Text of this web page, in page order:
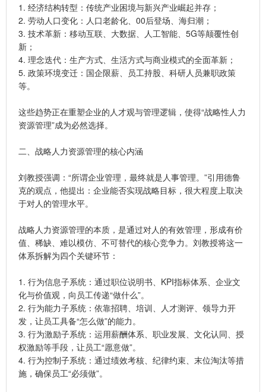
1. 经济结构转型：传统产业困境与新兴产业崛起并存；
2. 劳动人口变化：人口老龄化、00后登场、海归潮；
3. 技术革新：移动互联、大数据、人工智能、5G等颠覆性创
新；
4. 理念迭代：生产方式、生活方式与商业模式的全面革新；
5. 政策环境变迁：国企限薪、员工持股、科研人员兼职政策
等。
这些趋势正在重塑企业的人才观与管理逻辑，使得“战略性人力
资源管理”成为必然选择。
二、战略人力资源管理的核心内涵
刘教授强调：“所谓企业管理，最终就是人事管理。”引用德鲁
克的观点，他提出：企业能否实现战略目标，很大程度上取决
于对人的管理水平。
战略人力资源管理的本质，是通过对人的有效管理，形成有价
值、稀缺、难以模仿、不可替代的核心竞争力。刘教授将这一
体系拆解为四个关键环节：
1. 行为信息子系统：通过职位说明书、KPI指标体系、企业文
化与价值观，向员工传递“做什么”。
2. 行为能力子系统：依靠招聘、培训、人才测评、领导力开
发，让员工具备“怎么做”的能力。
3. 行为激励子系统：运用薪酬体系、职业发展、文化认同、授
权激励等手段，让员工“愿意做”。
4. 行为控制子系统：通过绩效考核、纪律约束、末位淘汰等措
施，确保员工“必须做”。